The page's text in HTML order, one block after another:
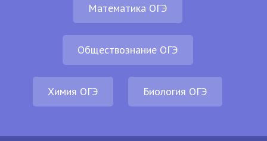
Математика ОГЭ
Обществознание ОГЭ
Химия ОГЭ Биология ОГЭ